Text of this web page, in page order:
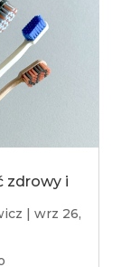
zdrowy i
wrz 26,